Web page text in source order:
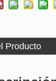
Producto